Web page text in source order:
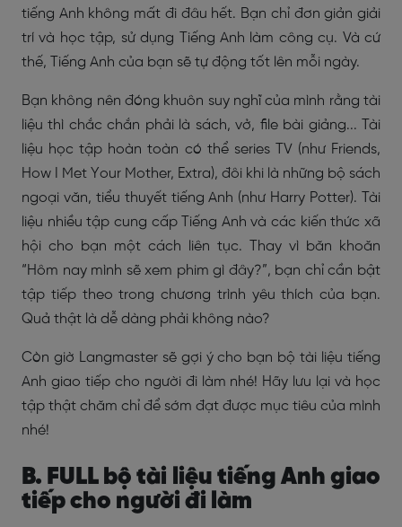
tiếng Anh không mất đi đâu hết. Bạn chỉ đơn giản giải
trí và học tập, sử dụng Tiếng Anh làm công cụ. Và cứ
thế, Tiếng Anh của bạn sẽ tự động tốt lên mỗi ngày.
Bạn không nên đóng khuôn suy nghĩ của mình rằng tài
liệu thì chắc chắn phải là sách, vở, file bài giảng... Tài
liệu học tập hoàn toàn có thể series TV (như Friends,
How I Met Your Mother, Extra), đôi khi là những bộ sách
ngoại văn, tiểu thuyết tiếng Anh (như Harry Potter). Tài
liệu nhiều tập cung cấp Tiếng Anh và các kiến thức xã
hội cho bạn một cách liên tục. Thay vì băn khoăn
“Hôm nay mình sẽ xem phim gì đây?”, bạn chỉ cần bật
tập tiếp theo trong chương trình yêu thích của bạn.
Quả thật là dễ dàng phải không nào?
Còn giờ Langmaster sẽ gợi ý cho bạn bộ tài liệu tiếng
Anh giao tiếp cho người đi làm nhé! Hãy lưu lại và học
tập thật chăm chỉ để sớm đạt được mục tiêu của mình
nhé!
B. FULL bộ tài liệu tiếng Anh giao
tiếp cho người đi làm